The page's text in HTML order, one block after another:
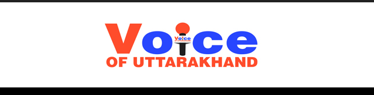
Voice
of
Uttarakhand